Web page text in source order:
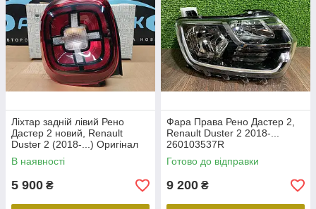
Ліхтар задній лівий Рено
Дастер 2 новий, Renault
Duster 2 (2018-...) Оригінал
265558217R
В наявності
5 900 ₴
Фара Права Рено Дастер 2,
Renault Duster 2 2018-...
260103537R
Готово до відправки
9 200 ₴